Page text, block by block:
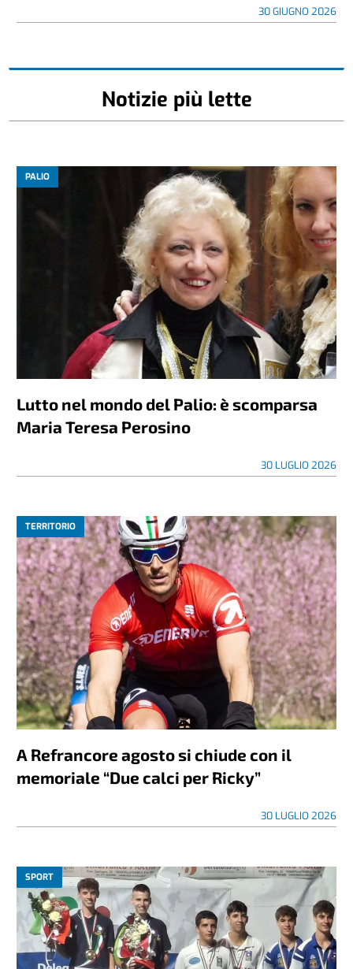
30 GIUGNO 2026
Notizie più lette
PALIO
Lutto nel mondo del Palio: è scomparsa
Maria Teresa Perosino
30 LUGLIO 2026
TERRITORIO
A Refrancore agosto si chiude con il
memoriale “Due calci per Ricky”
30 LUGLIO 2026
SPORT